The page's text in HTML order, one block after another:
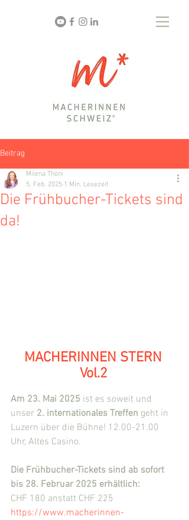
Beitrag
Die Frühbucher-Tickets sind
da!
Milena Thöni
5. Feb. 2025 1 Min. Lesezeit
MACHERINNEN STERN
Vol.2
Am 23. Mai 2025 ist es soweit und
unser 2. internationales Treffen geht in
Luzern über die Bühne! 12.00-21.00
Uhr, Altes Casino.
Die Frühbucher-Tickets sind ab sofort
bis 28. Februar 2025 erhältlich:
CHF 180 anstatt CHF 225
https://www.macherinnen-